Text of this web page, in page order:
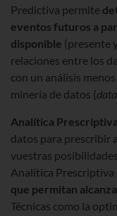
Predictiva permite
eventos futuros a
disponible (presente
relaciones entre los
con un análisis
minería de datos (
Analítica
datos para prescribir
vuestras
Analítica Prescriptiva
que permitan
Técnicas como la